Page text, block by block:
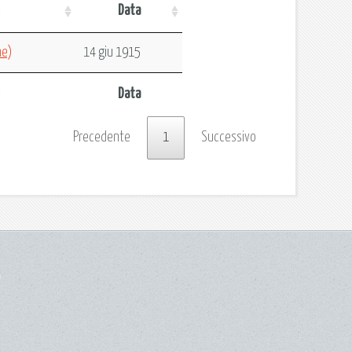
Data
Data
14 giu 1915
Precedente 1 Successivo